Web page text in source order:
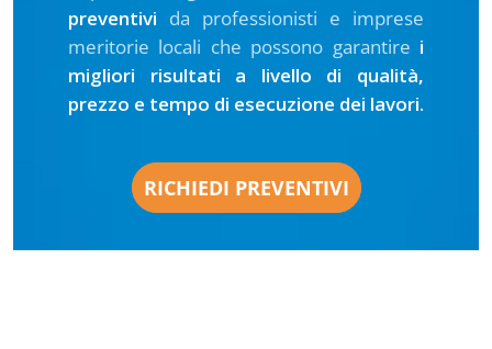
preventivi da professionisti e imprese
meritorie locali che possono garantire i
migliori risultati a livello di qualità,
prezzo e tempo di esecuzione dei lavori.
RICHIEDI PREVENTIVI